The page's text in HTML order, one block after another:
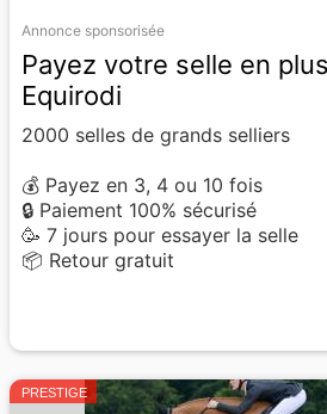
Annonce sponsorisée
Payez votre selle en
Equirodi
2000 selles de grands selliers
💰 Payez en 3, 4 ou 10 fois
🔒 Paiement 100% sécurisé
🥳 7 jours pour essayer la selle
📦 Retour gratuit
PRESTIGE